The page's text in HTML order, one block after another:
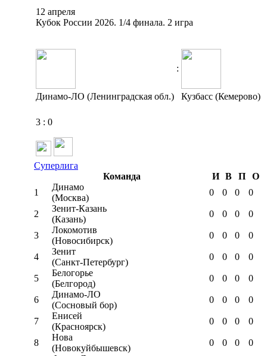
12 апреля
Кубок России 2026. 1/4 финала. 2 игра
:
Динамо-ЛО (Ленинградская обл.) Кузбасс (Кемерово)
3 : 0
Суперлига
Команда
И В П
О
1
Динамо
(Москва)
0 0 0 0
2
Зенит-Казань
(Казань)
0 0 0 0
3
Локомотив
(Новосибирск)
0 0 0 0
4
Зенит
(Санкт-Петербург)
0 0 0 0
5
Белогорье
(Белгород)
0 0 0 0
6
Динамо-ЛО
(Сосновый бор)
0 0 0 0
7
Енисей
(Красноярск)
0 0 0 0
8
Нова
(Новокуйбышевск)
0 0 0 0